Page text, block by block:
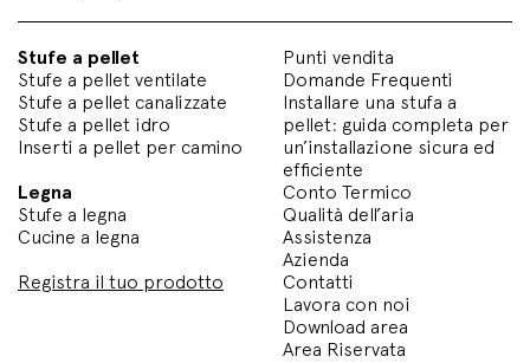
Stufe a pellet
Stufe a pellet ventilate
Stufe a pellet canalizzate
Stufe a pellet idro
Inserti a pellet per camino
Legna
Stufe a legna
Cucine a legna
Registra il tuo prodotto
Punti vendita
Domande Frequenti
Installare una stufa a
pellet: guida completa per
un’installazione sicura ed
efficiente
Conto Termico
Qualità dell’aria
Assistenza
Azienda
Contatti
Lavora con noi
Download area
Area Riservata